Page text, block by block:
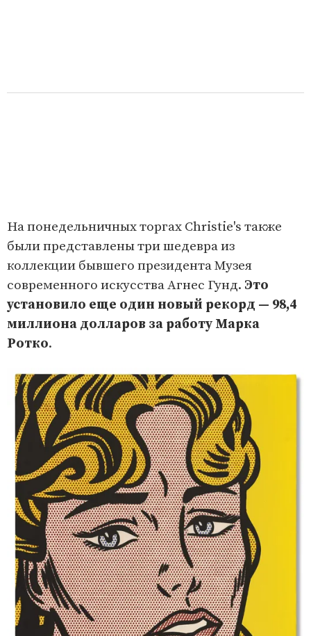
На понедельничных торгах Christie's также
были представлены три шедевра из
коллекции бывшего президента Музея
современного искусства Агнес Гунд. Это
установило еще один новый рекорд — 98,4
миллиона долларов за работу Марка
Ротко.